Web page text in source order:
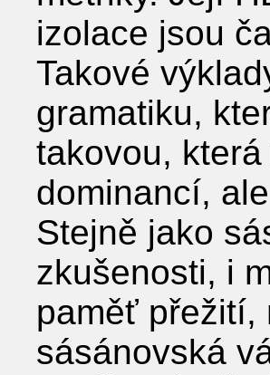
izolace jsou
Takové
gramatiku,
takovou,
dominancí,
Stejně jako
zkušenosti, i
paměť přežití,
sásánovská